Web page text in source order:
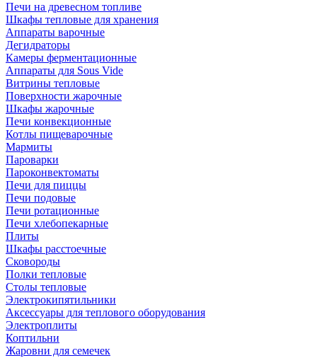
Печи на древесном топливе
Шкафы тепловые для хранения
Аппараты варочные
Дегидраторы
Камеры ферментационные
Аппараты для Sous Vide
Витрины тепловые
Поверхности жарочные
Шкафы жарочные
Печи конвекционные
Котлы пищеварочные
Мармиты
Пароварки
Пароконвектоматы
Печи для пиццы
Печи подовые
Печи ротационные
Печи хлебопекарные
Плиты
Шкафы расстоечные
Сковороды
Полки тепловые
Столы тепловые
Электрокипятильники
Аксессуары для теплового оборудования
Электроплиты
Коптильни
Жаровни для семечек